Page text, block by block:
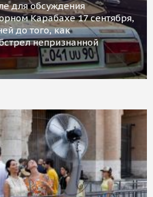
для обсуждения
Карабахе 17 сентября,
до того, как
непризнанной